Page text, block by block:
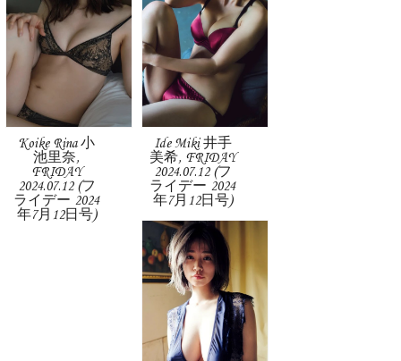
Koike Rina 小
池里奈,
FRIDAY
2024.07.12 (フ
ライデー 2024
年7月12日号)
Ide Miki 井手
美希, FRIDAY
2024.07.12 (フ
ライデー 2024
年7月12日号)